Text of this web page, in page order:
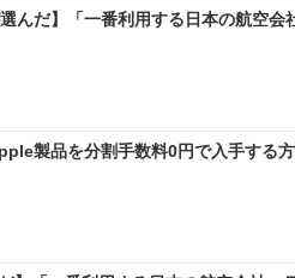
選んだ】「一番利用する日本の航空
製品を分割手数料0円で入手する